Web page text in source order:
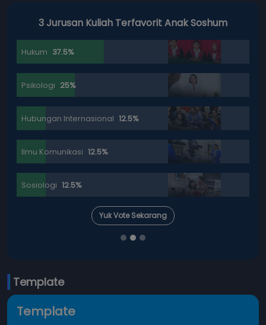
3 Jurusan Kuliah Terfavorit Anak Soshum
Hukum 37.5%
Psikologi 25%
Hubungan Internasional 12.5%
Ilmu Komunikasi 12.5%
Sosiologi 12.5%
Yuk Vote Sekarang
Template
Template